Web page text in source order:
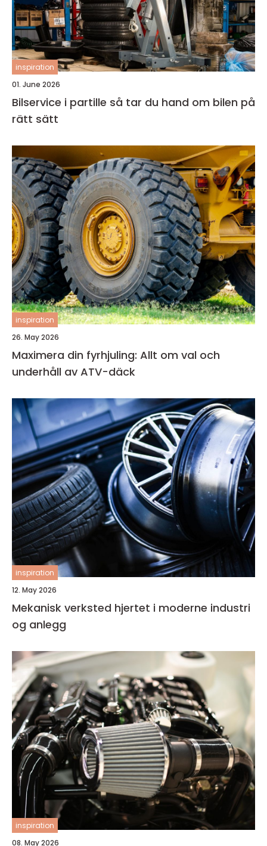
inspiration
01. June 2026
Bilservice i partille så tar du hand om bilen på
rätt sätt
inspiration
26. May 2026
Maximera din fyrhjuling: Allt om val och
underhåll av ATV-däck
inspiration
12. May 2026
Mekanisk verksted hjertet i moderne industri
og anlegg
inspiration
08. May 2026